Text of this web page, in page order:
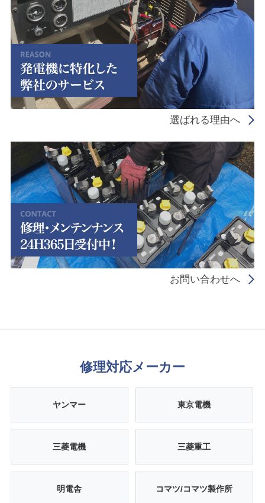
選ばれる理由へ
お問い合わせへ
修理対応メーカー
ヤンマー 東京電機
三菱電機 三菱重工
明電舎 コマツ/コマツ製作所